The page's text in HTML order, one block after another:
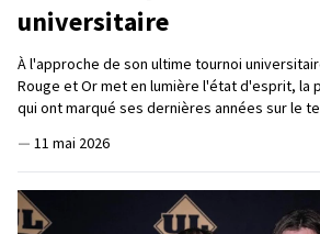
universitaire
À l'approche de son ultime tournoi
Rouge et Or met en lumière l'état d'esprit, la
qui ont marqué ses dernières années sur le
— 11 mai 2026